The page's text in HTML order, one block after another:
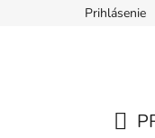
Prihlásenie